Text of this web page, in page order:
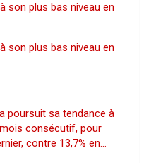
son plus bas niveau en
son plus bas niveau en
poursuit sa tendance à
consécutif, pour
contre 13,7% en…